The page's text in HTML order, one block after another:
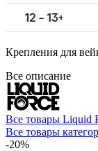
Крепления для
Все описание
Все товары Liquid
Все товары
-20%